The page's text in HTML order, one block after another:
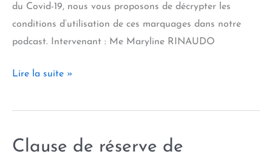
du Covid-19, nous vous proposons de décrypter les
conditions d’utilisation de ces marquages dans notre
podcast. Intervenant : Me Maryline RINAUDO
Marquage
Made
France
Lire la suite »
Clause de réserve de